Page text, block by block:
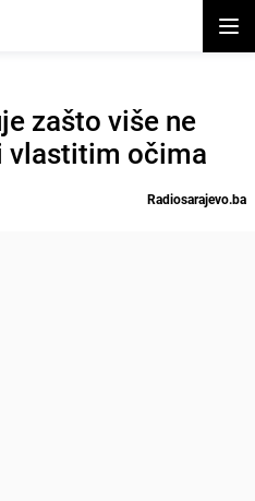
zašto više ne
vlastitim očima
Radiosarajevo.ba